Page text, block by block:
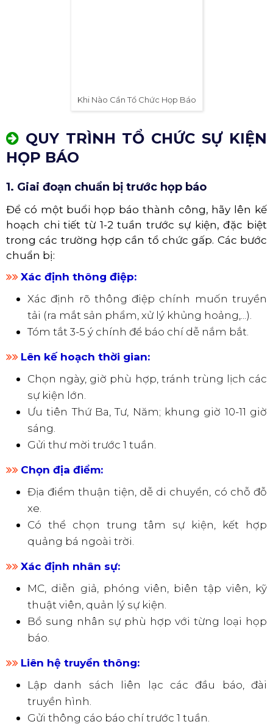
QUY TRÌNH TỔ CHỨC SỰ KIỆN
HỌP BÁO
1. Giai đoạn chuẩn bị trước họp báo
Để có một buổi họp báo thành công, hãy lên kế
hoạch chi tiết từ 1-2 tuần trước sự kiện, đặc biệt
trong các trường hợp cần tổ chức gấp. Các bước
chuẩn bị:
Xác định thông điệp:
Xác định rõ thông điệp chính muốn truyền
Tóm tắt 3-5 ý chính để báo chí dễ nắm bắt.
Lên kế hoạch thời gian:
Chọn ngày, giờ phù hợp, tránh trùng lịch các
sự kiện lớn.
sáng.
Gửi thư mời trước 1 tuần.
Chọn địa điểm:
Địa điểm thuận tiện, dễ di chuyển, có chỗ đỗ
Có thể chọn trung tâm sự kiện, kết hợp
quảng bá ngoài trời.